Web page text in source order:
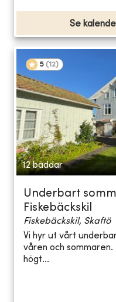
Se
5 (12)
12 bäddar
Underbart
Fiskebäckskil
Fiskebäckskil, Skaftö
Vi hyr ut vårt
våren och sommaren.
högt...